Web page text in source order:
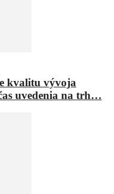
kvalitu vývoja
uvedenia na trh…